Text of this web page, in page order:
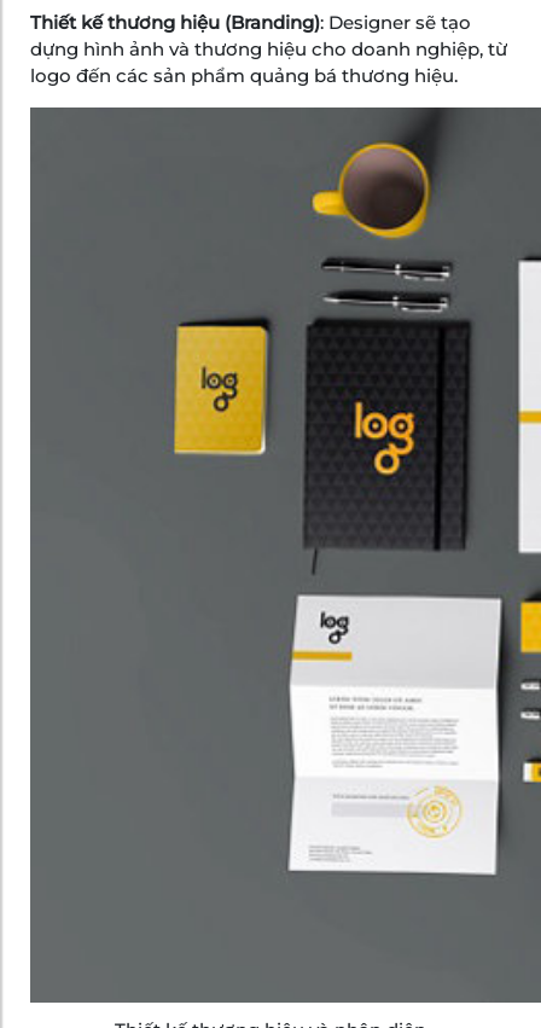
Thiết kế thương hiệu (Branding): Designer sẽ tạo
dựng hình ảnh và thương hiệu cho doanh nghiệp, từ
logo đến các sản phẩm quảng bá thương hiệu.